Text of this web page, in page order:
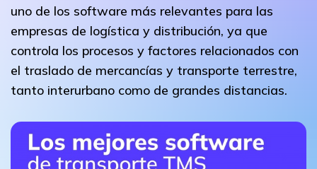
uno de los software más relevantes para las
empresas de logística y distribución, ya que
controla los procesos y factores relacionados con
el traslado de mercancías y transporte terrestre,
tanto interurbano como de grandes distancias.